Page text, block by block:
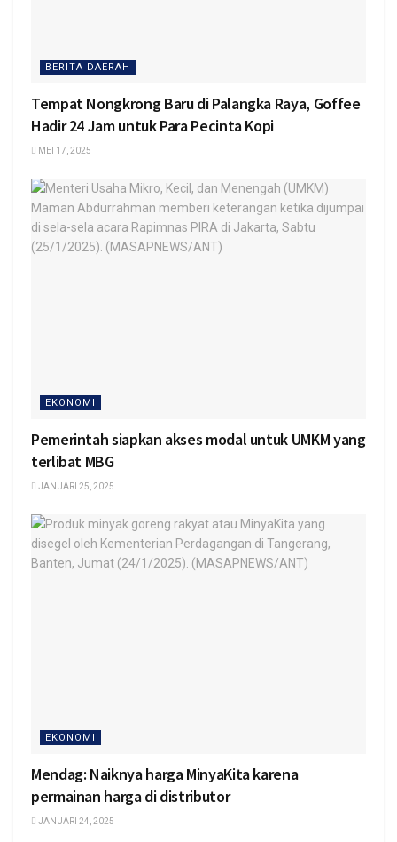
BERITA DAERAH
Tempat Nongkrong Baru di Palangka Raya, Goffee
Hadir 24 Jam untuk Para Pecinta Kopi
MEI 17, 2025
EKONOMI
Pemerintah siapkan akses modal untuk UMKM yang
terlibat MBG
JANUARI 25, 2025
EKONOMI
Mendag: Naiknya harga MinyaKita karena
permainan harga di distributor
JANUARI 24, 2025